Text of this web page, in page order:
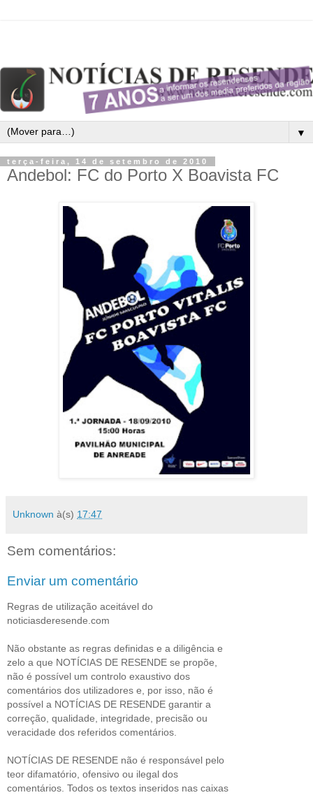
▼
terça-feira, 14 de setembro de 2010
Andebol: FC do Porto X Boavista FC
Unknown à(s) 17:47
Sem comentários:
Enviar um comentário
Regras de utilização aceitável do
noticiasderesende.com
Não obstante as regras definidas e a diligência e
zelo a que NOTÍCIAS DE RESENDE se propõe,
não é possível um controlo exaustivo dos
comentários dos utilizadores e, por isso, não é
possível a NOTÍCIAS DE RESENDE garantir a
correção, qualidade, integridade, precisão ou
veracidade dos referidos comentários.
NOTÍCIAS DE RESENDE não é responsável pelo
teor difamatório, ofensivo ou ilegal dos
comentários. Todos os textos inseridos nas caixas